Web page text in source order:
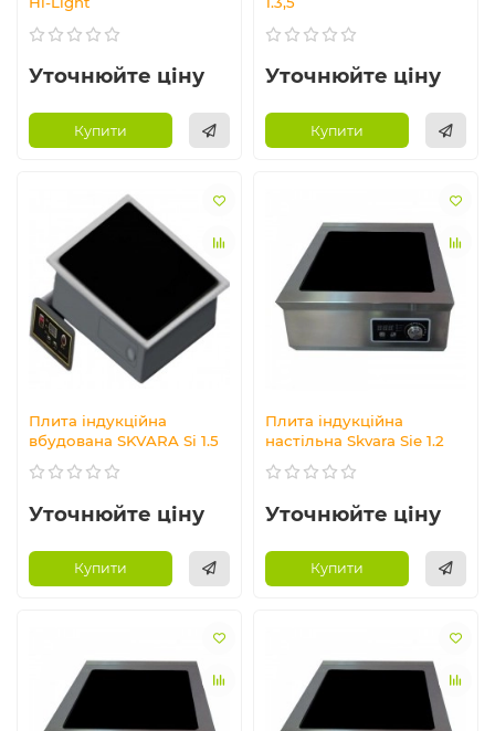
Уточнюйте ціну
Купити
Уточнюйте ціну
Купити
Плита індукційна
вбудована SKVARA Si 1.5
Уточнюйте ціну
Купити
Плита індукційна
настільна Skvara Sie 1.2
Уточнюйте ціну
Купити